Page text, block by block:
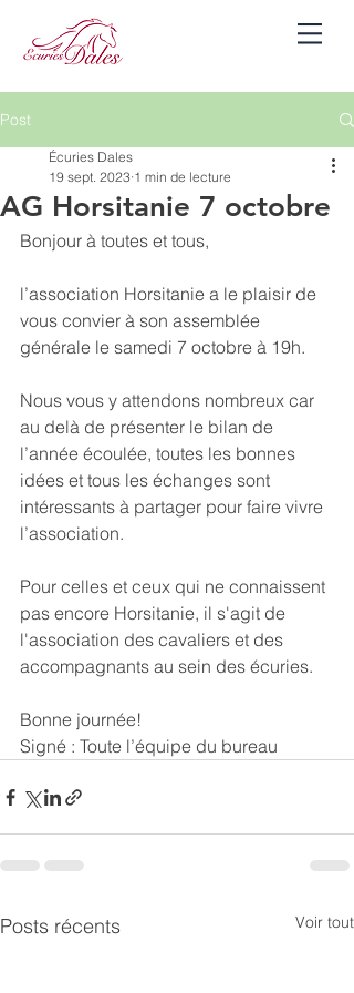
Post
AG Horsitanie 7 octobre
Écuries Dales
19 sept. 2023 1 min de lecture
Bonjour à toutes et tous,
l’association Horsitanie a le plaisir de
vous convier à son assemblée
générale le samedi 7 octobre à 19h.
Nous vous y attendons nombreux car
au delà de présenter le bilan de
l’année écoulée, toutes les bonnes
idées et tous les échanges sont
intéressants à partager pour faire vivre
l’association.
Pour celles et ceux qui ne connaissent
pas encore Horsitanie, il s'agit de
l'association des cavaliers et des
accompagnants au sein des écuries.
Bonne journée!
Signé : Toute l’équipe du bureau
Posts récents Voir tout